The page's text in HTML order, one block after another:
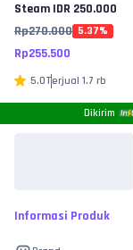
Steam IDR 250.000
Rp270.000 5.37%
Rp255.500
5.0Terjual 1.7 rb
Dikirim
Informasi Produk